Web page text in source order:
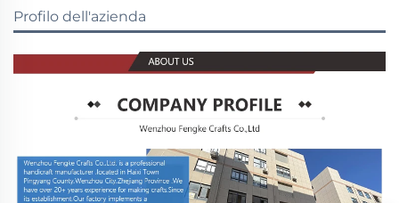
Profilo dell'azienda